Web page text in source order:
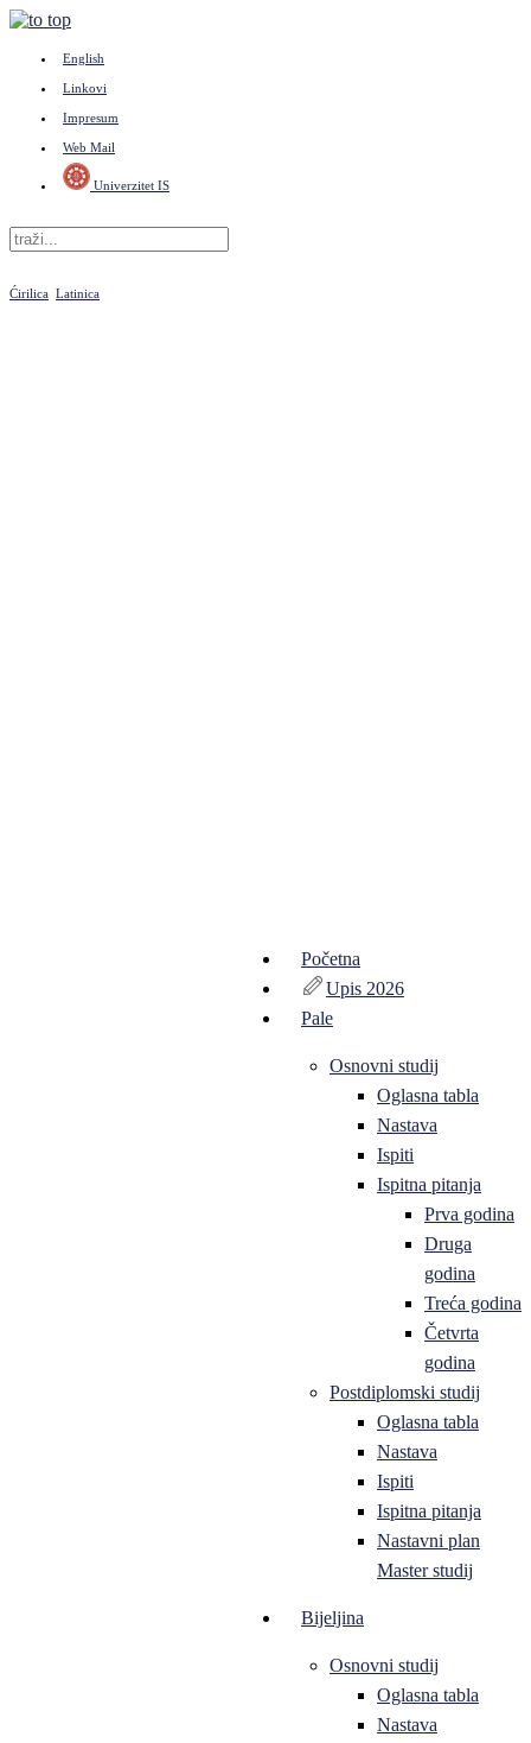
English
Linkovi
Impresum
Web Mail
Univerzitet IS
Ćirilica Latinica
Početna
Upis 2026
Pale
Osnovni studij
Oglasna tabla
Nastava
Ispiti
Ispitna pitanja
Prva godina
Druga
godina
Treća godina
Četvrta
godina
Postdiplomski studij
Oglasna tabla
Nastava
Ispiti
Ispitna pitanja
Nastavni plan
Master studij
Bijeljina
Osnovni studij
Oglasna tabla
Nastava